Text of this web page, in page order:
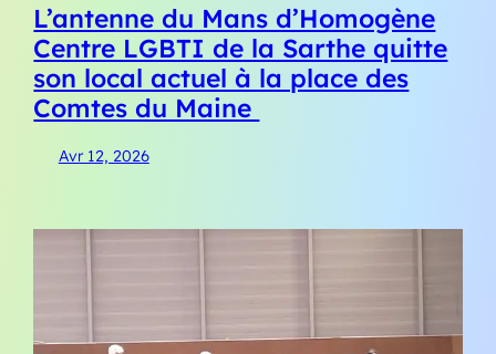
L’antenne du Mans d’Homogène
Centre LGBTI de la Sarthe quitte
son local actuel à la place des
Comtes du Maine
Avr 12, 2026